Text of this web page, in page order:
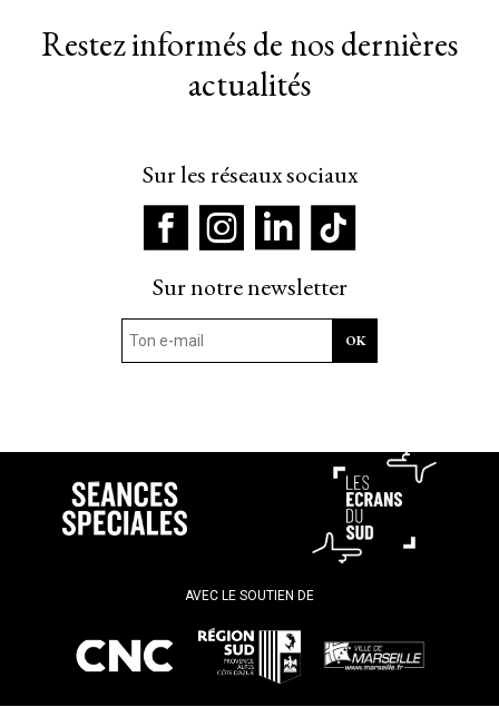
Restez informés de nos dernières
actualités
Sur les réseaux sociaux
Sur notre newsletter
AVEC LE SOUTIEN DE